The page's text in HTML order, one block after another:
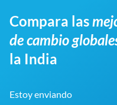
Compara las
de cambio
la India
Estoy enviando